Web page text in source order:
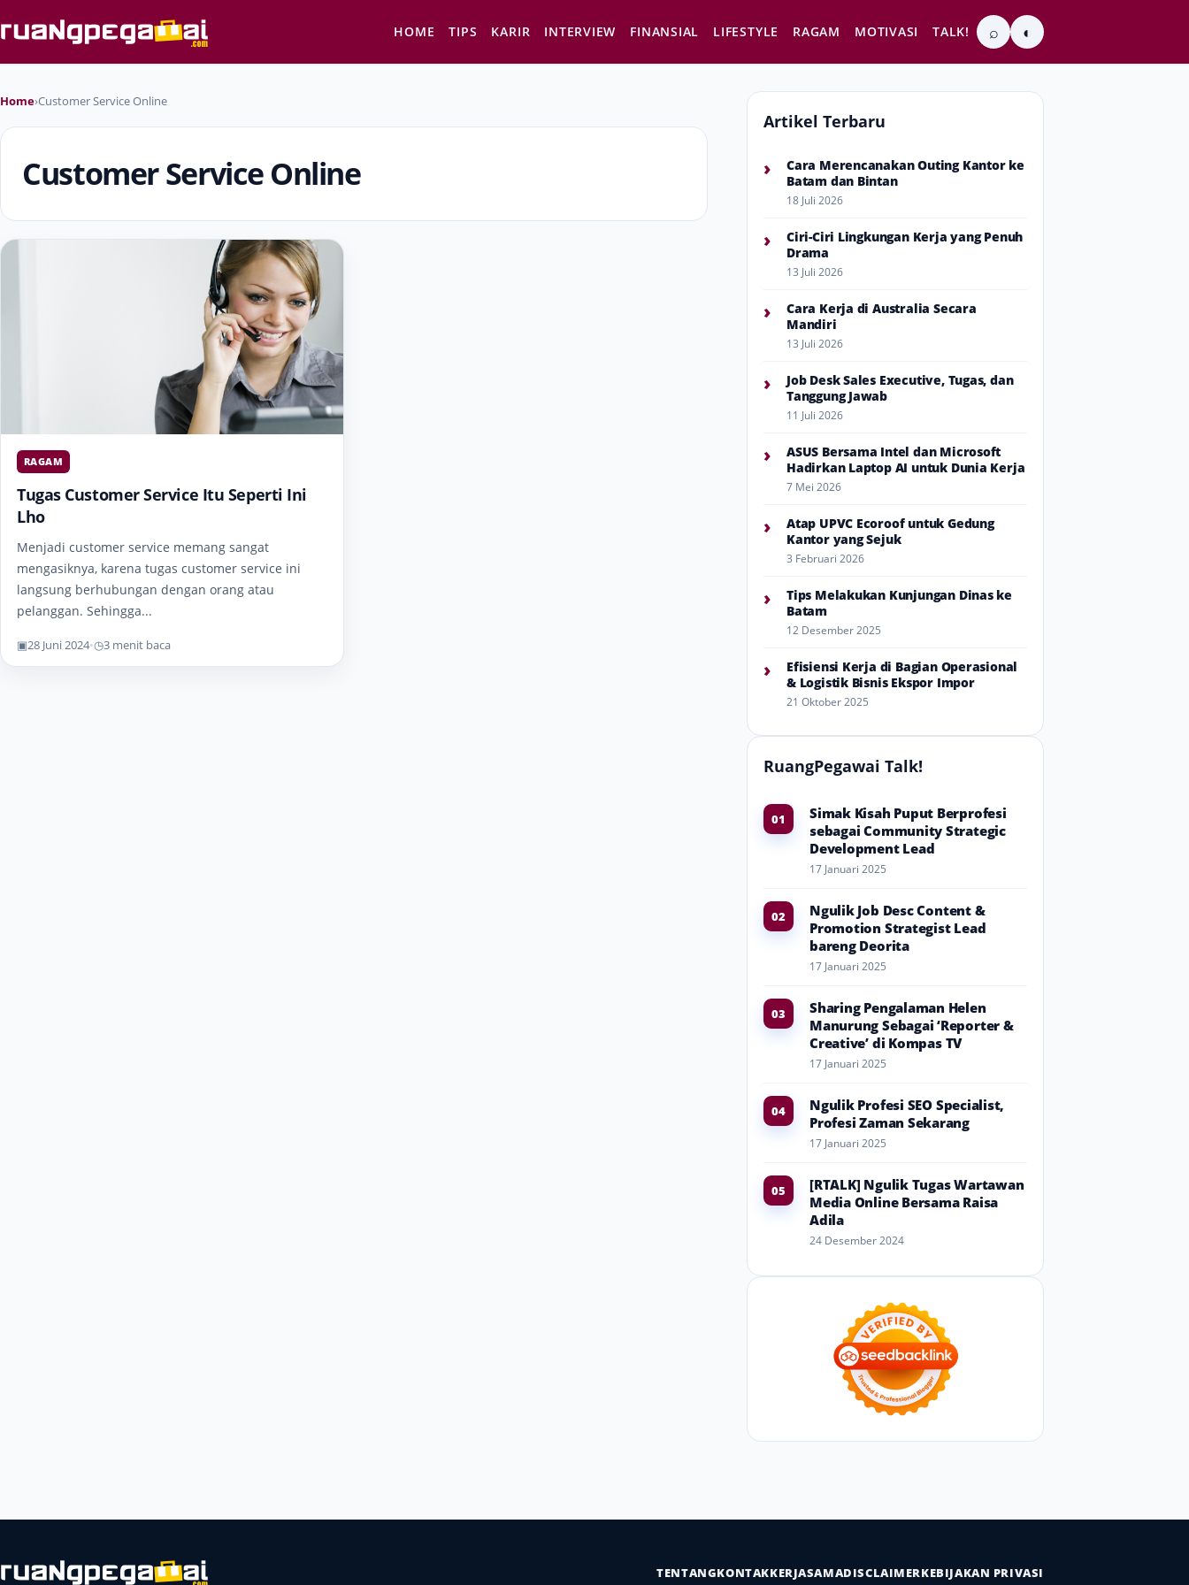
HOME TIPS KARIR INTERVIEW FINANSIAL LIFESTYLE RAGAM MOTIVASI TALK! ⌕ ◐
Home›Customer Service Online
Customer Service Online
RAGAM
Tugas Customer Service Itu Seperti Ini
Lho
Menjadi customer service memang sangat
mengasiknya, karena tugas customer service ini
langsung berhubungan dengan orang atau
pelanggan. Sehingga...
▣28 Juni 2024•◷3 menit baca
Artikel Terbaru
›
Cara Merencanakan Outing Kantor ke
Batam dan Bintan
18 Juli 2026
›
Ciri-Ciri Lingkungan Kerja yang Penuh
Drama
13 Juli 2026
›
Cara Kerja di Australia Secara
Mandiri
13 Juli 2026
›
Job Desk Sales Executive, Tugas, dan
Tanggung Jawab
11 Juli 2026
›
ASUS Bersama Intel dan Microsoft
Hadirkan Laptop AI untuk Dunia Kerja
7 Mei 2026
›
Atap UPVC Ecoroof untuk Gedung
Kantor yang Sejuk
3 Februari 2026
›
Tips Melakukan Kunjungan Dinas ke
Batam
12 Desember 2025
›
Efisiensi Kerja di Bagian Operasional
& Logistik Bisnis Ekspor Impor
21 Oktober 2025
RuangPegawai Talk!
01
Simak Kisah Puput Berprofesi
sebagai Community Strategic
Development Lead
17 Januari 2025
02
Ngulik Job Desc Content &
Promotion Strategist Lead
bareng Deorita
17 Januari 2025
03
Sharing Pengalaman Helen
Manurung Sebagai ‘Reporter &
Creative’ di Kompas TV
17 Januari 2025
04
Ngulik Profesi SEO Specialist,
Profesi Zaman Sekarang
17 Januari 2025
05
[RTALK] Ngulik Tugas Wartawan
Media Online Bersama Raisa
Adila
24 Desember 2024
TENTANGKONTAKKERJASAMADISCLAIMERKEBIJAKAN PRIVASI